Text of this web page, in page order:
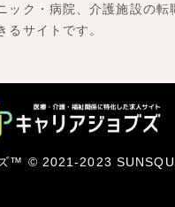
ック・病院、介護施設の転
るサイトです。
™ © 2021-2023